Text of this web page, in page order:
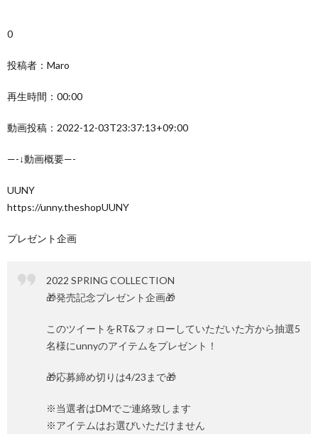
0
投稿者：Maro
再生時間：00:00
動画投稿：2022-12-03T23:37:13+09:00
—-↓動画概要—-
UUNY
https://unny.theshopUUNY
プレゼント企画
2022 SPRING COLLECTION
🎁発売記念プレゼント企画🎁
このツイートをRT&フォローしていただいた方から抽選5
名様にunnyのアイテムをプレゼント！
🎁応募締め切りは4/23まで🎁
※当選者はDMでご連絡致します
※アイテムはお選びいただけません